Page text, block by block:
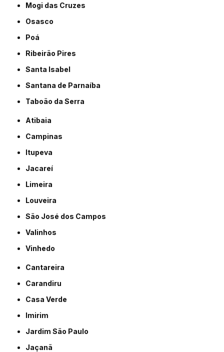
Mogi das Cruzes
Osasco
Poá
Ribeirão Pires
Santa Isabel
Santana de Parnaíba
Taboão da Serra
Atibaia
Campinas
Itupeva
Jacareí
Limeira
Louveira
São José dos Campos
Valinhos
Vinhedo
Cantareira
Carandiru
Casa Verde
Imirim
Jardim São Paulo
Jaçanã